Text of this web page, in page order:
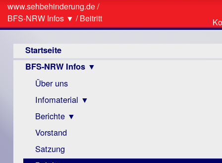
Sie
sind
hier
www.sehbehinderung.de/
BFS-NRW Infos ▼ /Beitritt
Startseite
BFS-NRW Infos ▼
Über uns
Infomaterial ▼
Visus
Zeitschrift
Monokular
Mac
Berichte ▼
Archiv
Berichte
Vorstand
Satzung